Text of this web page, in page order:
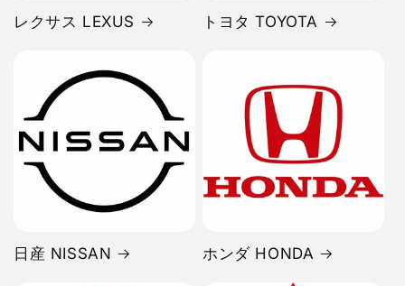
レクサス LEXUS トヨタ TOYOTA
日産 NISSAN ホンダ HONDA